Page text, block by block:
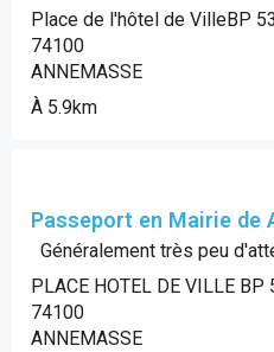
Place de l'hôtel de VilleBP
74100
ANNEMASSE
À 5.9km
Passeport en Mairie de
Généralement très peu
PLACE HOTEL DE VILLE BP
74100
ANNEMASSE